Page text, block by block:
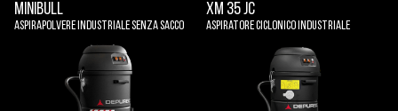
MINIBULL
Aspirapolvere Industriale Senza Sacco
XM 35 JC
Aspiratore Ciclonico Industriale